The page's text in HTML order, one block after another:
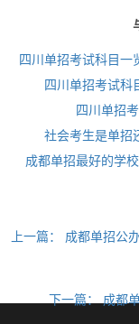
四川单招考试科目一
四川单招考试科
四川单招
社会考生是单招
成都单招最好的学
上一篇：
成都单招公
下一篇： 成都